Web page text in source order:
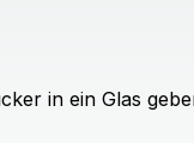
in ein Glas